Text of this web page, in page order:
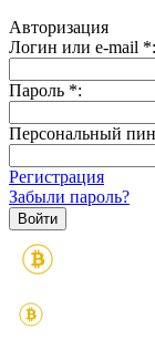
Авторизация
Логин или e-mail *:
Пароль *:
Персональный
Регистрация
Забыли пароль?